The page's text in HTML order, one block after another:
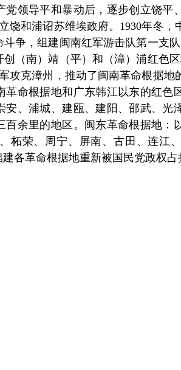
党领导平和暴动后，逐步创立饶平
饶和浦诏苏维埃政府。1930年冬，
争，组建闽南红军游击队第一支
（南）靖（平）和（漳）浦红色
攻克漳州，推动了闽南革命根据地
革命根据地和广东韩江以东的红色
安、浦城、建瓯、建阳、邵武、光
百余里的地区。闽东革命根据地：
柘荣、周宁、屏南、古田、连江
各革命根据地重新被国民党政权占